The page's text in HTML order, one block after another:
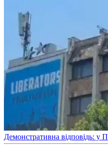
​Демонстративна відповідь: у